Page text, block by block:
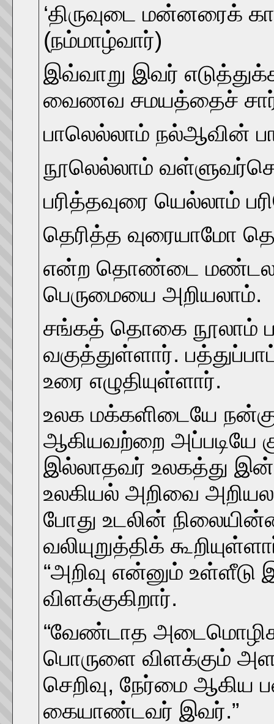
‘திருவுடை மன்னரைக்
(நம்மாழ்வார்)
இவ்வாறு இவர்
வைணவ சமயத்தைச்
பாலெல்லாம் நல்ஆவின்
நூலெல்லாம்
பரித்தவுரை யெல்லாம்
தெரித்த வுரையாமோ
என்ற தொண்டை மண்டல
பெருமையை அறியலாம்.
சங்கத் தொகை நூலாம்
வகுத்துள்ளார்.
உரை எழுதியுள்ளார்.
உலக மக்களிடையே
ஆகியவற்றை அப்படியே
இல்லாதவர் உலகத்து
உலகியல் அறிவை
போது உடலின்
வலியுறுத்திக்
“அறிவு என்னும்
விளக்குகிறார்.
“வேண்டாத
பொருளை விளக்கும்
செறிவு, நேர்மை
கையாண்டவர் இவர்.”